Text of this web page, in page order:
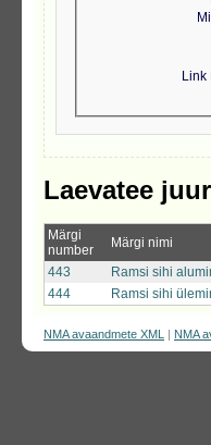
Link
Laevatee
Märgi
number
Märgi nimi
443
Ramsi sihi
444
Ramsi sihi
NMA avaandmete XML | NMA